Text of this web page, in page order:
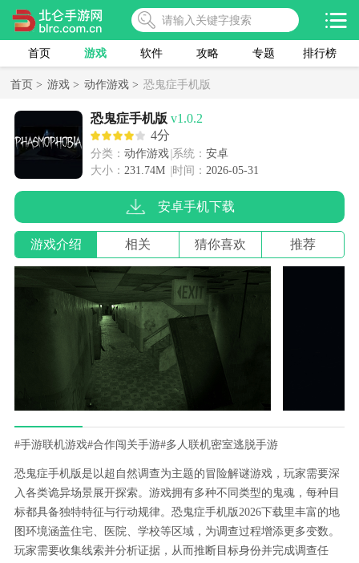
首页 游戏 软件 攻略 专题 排行榜
首页 > 游戏 > 动作游戏 > 恐鬼症手机版
恐鬼症手机版 v1.0.2
4分
分类： 动作游戏 系统： 安卓
大小： 231.74M 时间： 2026-05-31
安卓手机下载
游戏介绍 相关 猜你喜欢 推荐
#手游联机游戏#合作闯关手游#多人联机密室逃脱手游
恐鬼症手机版是以超自然调查为主题的冒险解谜游戏，玩家需要深
入各类诡异场景展开探索。游戏拥有多种不同类型的鬼魂，每种目
标都具备独特特征与行动规律。恐鬼症手机版2026下载里丰富的地
图环境涵盖住宅、医院、学校等区域，为调查过程增添更多变数。
玩家需要收集线索并分析证据，从而推断目标身份并完成调查任